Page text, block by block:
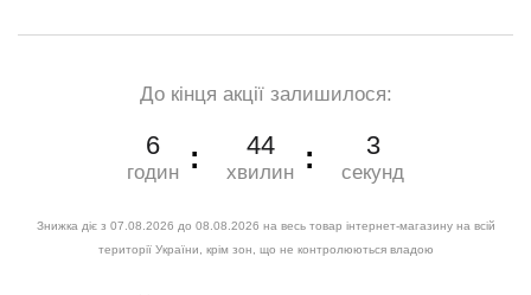
До кінця акції залишилося:
6
годин
44
хвилин
2
секунд
Знижка діє з 07.08.2026 до 08.08.2026 на весь товар інтернет-магазину на всій
території України, крім зон, що не контролюються владою